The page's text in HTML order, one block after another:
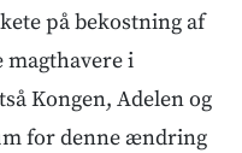
på bekostning af
i
Kongen, Adelen og
for denne ændring